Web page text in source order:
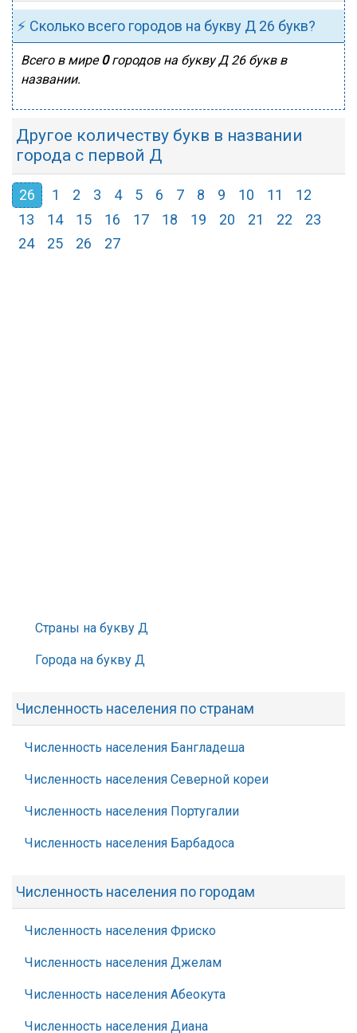
⚡ Сколько всего городов на букву Д 26 букв?
Всего в мире0городов на букву Д 26 букв в
названии.
Другое количеству букв в названии
города с первой Д
26 1 2 3 4 5 6 7 8 9 10 11
12
13
14 15 16 17 18 19 20 21 22
23
24
25 26 27
Страны на букву Д
Города на букву Д
Численность населения по странам
Численность населения Бангладеша
Численность населения Северной кореи
Численность населения Португалии
Численность населения Барбадоса
Численность населения по городам
Численность населения Фриско
Численность населения Джелам
Численность населения Абеокута
Численность населения Диана